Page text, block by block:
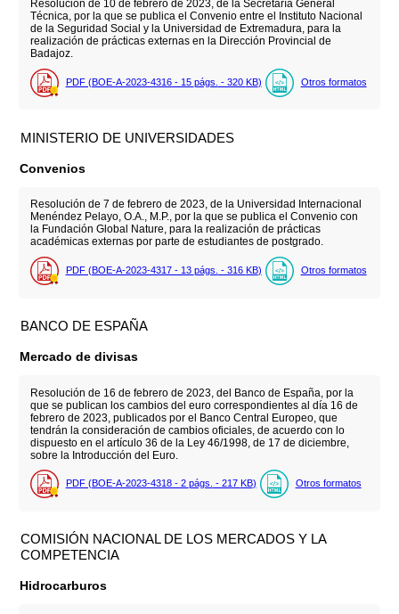
Resolución de 10 de febrero de 2023, de la Secretaría General
Técnica, por la que se publica el Convenio entre el Instituto Nacional
de la Seguridad Social y la Universidad de Extremadura, para la
realización de prácticas externas en la Dirección Provincial de
Badajoz.
PDF (BOE-A-2023-4316 - 15 págs. - 320 KB) Otros formatos
MINISTERIO DE UNIVERSIDADES
Convenios
Resolución de 7 de febrero de 2023, de la Universidad Internacional
Menéndez Pelayo, O.A., M.P., por la que se publica el Convenio con
la Fundación Global Nature, para la realización de prácticas
académicas externas por parte de estudiantes de postgrado.
PDF (BOE-A-2023-4317 - 13 págs. - 316 KB) Otros formatos
BANCO DE ESPAÑA
Mercado de divisas
Resolución de 16 de febrero de 2023, del Banco de España, por la
que se publican los cambios del euro correspondientes al día 16 de
febrero de 2023, publicados por el Banco Central Europeo, que
tendrán la consideración de cambios oficiales, de acuerdo con lo
dispuesto en el artículo 36 de la Ley 46/1998, de 17 de diciembre,
sobre la Introducción del Euro.
PDF (BOE-A-2023-4318 - 2 págs. - 217 KB) Otros formatos
COMISIÓN NACIONAL DE LOS MERCADOS Y LA
COMPETENCIA
Hidrocarburos